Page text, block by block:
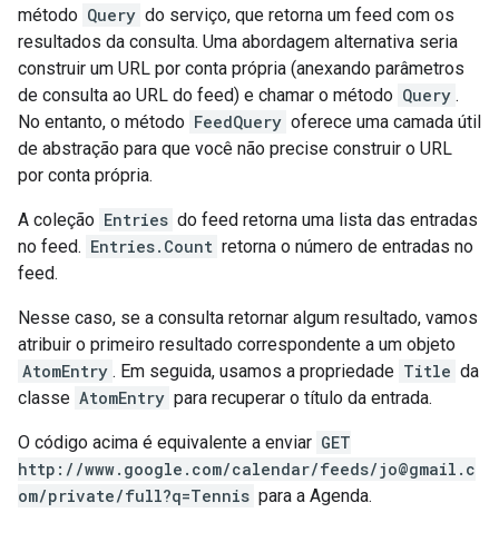
método Query do serviço, que retorna um feed com os
resultados da consulta. Uma abordagem alternativa seria
construir um URL por conta própria (anexando parâmetros
de consulta ao URL do feed) e chamar o método Query .
No entanto, o método FeedQuery oferece uma camada útil
de abstração para que você não precise construir o URL
por conta própria.
A coleção Entries do feed retorna uma lista das entradas
no feed. Entries.Count retorna o número de entradas no
feed.
Nesse caso, se a consulta retornar algum resultado, vamos
atribuir o primeiro resultado correspondente a um objeto
AtomEntry . Em seguida, usamos a propriedade Title da
classe AtomEntry para recuperar o título da entrada.
O código acima é equivalente a enviar GET
http://www.google.com/calendar/feeds/jo@gmail.c
om/private/full?q=Tennis para a Agenda.